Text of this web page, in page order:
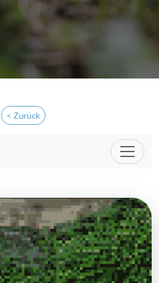
< Zurück